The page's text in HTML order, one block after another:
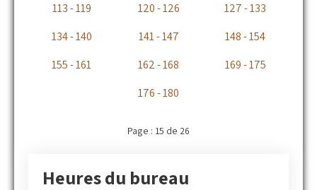
113 - 119
120 - 126
127 - 133
134 - 140
141 - 147
148 - 154
155 - 161
162 - 168
169 - 175
176 - 180
Page : 15 de 26
Heures du bureau